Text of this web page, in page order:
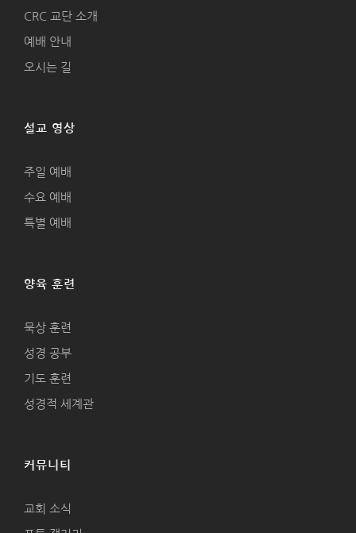
CRC 교단 소개
예배 안내
오시는 길
설교 영상
주일 예배
수요 예배
특별 예배
양육 훈련
묵상 훈련
성경 공부
기도 훈련
성경적 세계관
커뮤니티
교회 소식